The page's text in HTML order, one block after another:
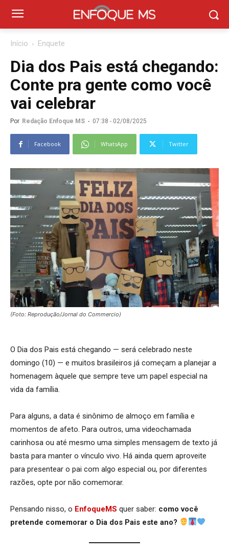
Início Enquete
Dia dos Pais está chegando:
Conte pra gente como você
vai celebrar
Por Redação Enfoque MS - 07:38 - 02/08/2025
Facebook WhatsApp Twitter
(Foto: Reprodução/Jornal do Commercio)
O Dia dos Pais está chegando — será celebrado neste
domingo (10) — e muitos brasileiros já começam a planejar a
homenagem àquele que sempre teve um papel especial na
vida da família.
Para alguns, a data é sinônimo de almoço em família e
momentos de afeto. Para outros, uma videochamada
carinhosa ou até mesmo uma simples mensagem de texto já
basta para manter o vínculo vivo. Há ainda quem aproveite
para presentear o pai com algo especial ou, por diferentes
razões, opte por não comemorar.
Pensando nisso, o EnfoqueMS quer saber: como você
pretende comemorar o Dia dos Pais este ano?